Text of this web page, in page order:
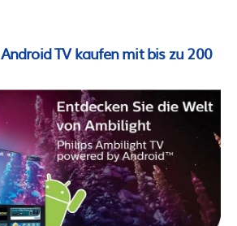
TV kaufen mit bis zu 200